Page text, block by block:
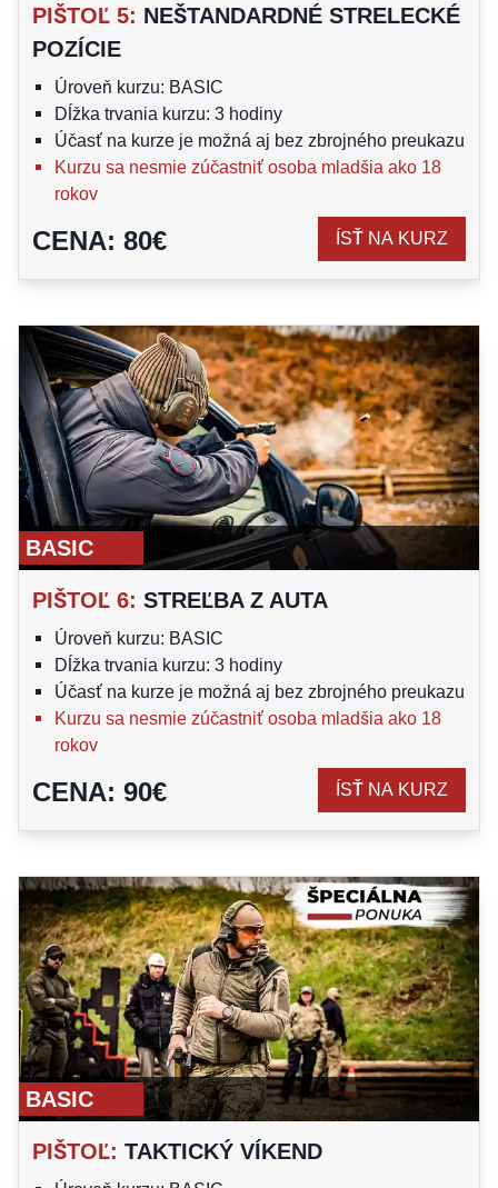
PIŠTOĽ 5: NEŠTANDARDNÉ STRELECKÉ
POZÍCIE
Úroveň kurzu: BASIC
Dĺžka trvania kurzu: 3 hodiny
Účasť na kurze je možná aj bez zbrojného preukazu
Kurzu sa nesmie zúčastniť osoba mladšia ako 18
rokov
CENA: 80€ ÍSŤ NA KURZ
BASIC
PIŠTOĽ 6: STREĽBA Z AUTA
Úroveň kurzu: BASIC
Dĺžka trvania kurzu: 3 hodiny
Účasť na kurze je možná aj bez zbrojného preukazu
Kurzu sa nesmie zúčastniť osoba mladšia ako 18
rokov
CENA: 90€ ÍSŤ NA KURZ
BASIC
PIŠTOĽ: TAKTICKÝ VÍKEND